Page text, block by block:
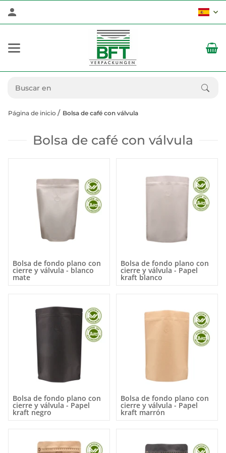
Página de inicio Bolsa de café con válvula
Bolsa de café con válvula
Bolsa de fondo plano con
cierre y válvula - blanco
mate
Bolsa de fondo plano con
cierre y válvula - Papel
kraft blanco
Bolsa de fondo plano con
cierre y válvula - Papel
kraft negro
Bolsa de fondo plano con
cierre y válvula - Papel
kraft marrón